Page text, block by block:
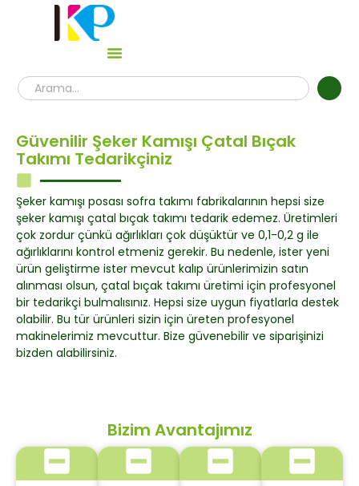
Güvenilir Şeker Kamışı Çatal Bıçak
Takımı Tedarikçiniz
Şeker kamışı posası sofra takımı fabrikalarının hepsi size
şeker kamışı çatal bıçak takımı tedarik edemez. Üretimleri
çok zordur çünkü ağırlıkları çok düşüktür ve 0,1-0,2 g ile
ağırlıklarını kontrol etmeniz gerekir. Bu nedenle, ister yeni
ürün geliştirme ister mevcut kalıp ürünlerimizin satın
alınması olsun, çatal bıçak takımı üretimi için profesyonel
bir tedarikçi bulmalısınız. Hepsi size uygun fiyatlarla destek
olabilir. Bu tür ürünleri sizin için üreten profesyonel
makinelerimiz mevcuttur. Bize güvenebilir ve siparişinizi
bizden alabilirsiniz.
Bizim Avantajımız